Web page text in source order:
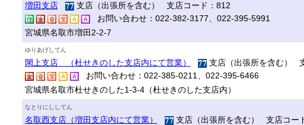
増田支店
支店（出張所を含む） 支店コード：812
お問い合わせ：022-382-3177、022-395-5991
宮城県名取市増田2-2-7
ゆりあげしてん
閖上支店 （杜せきのした支店内にて営業）
支店（出張所を含む）
お問い合わせ：022-385-0211、022-395-6466
宮城県名取市杜せきのした1-3-4（杜せきのした支店内）
なとりにししてん
名取西支店（増田支店内にて営業）
支店（出張所を含む） 支店コー